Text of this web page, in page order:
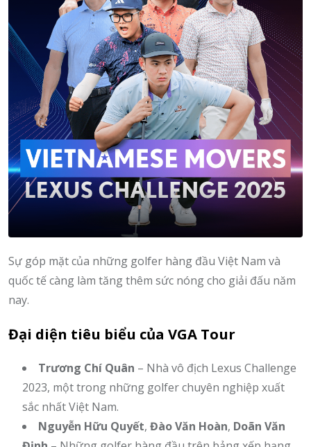
Sự góp mặt của những golfer hàng đầu Việt Nam và
quốc tế càng làm tăng thêm sức nóng cho giải đấu năm
nay.
Đại diện tiêu biểu của VGA Tour
Trương Chí Quân – Nhà vô địch Lexus Challenge
2023, một trong những golfer chuyên nghiệp xuất
sắc nhất Việt Nam.
Nguyễn Hữu Quyết, Đào Văn Hoàn, Doãn Văn